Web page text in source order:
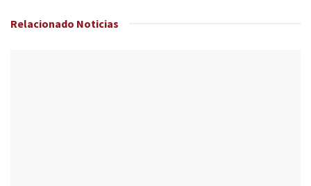
Relacionado Noticias